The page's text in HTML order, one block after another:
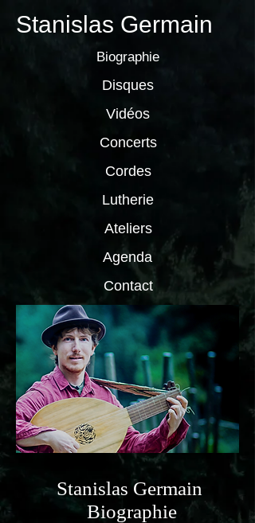
Stanislas Germain
Biographie
Biographie
Disques
Vidéos
Concerts
Cordes
Lutherie
Ateliers
Agenda
Contact
Stanislas Germain